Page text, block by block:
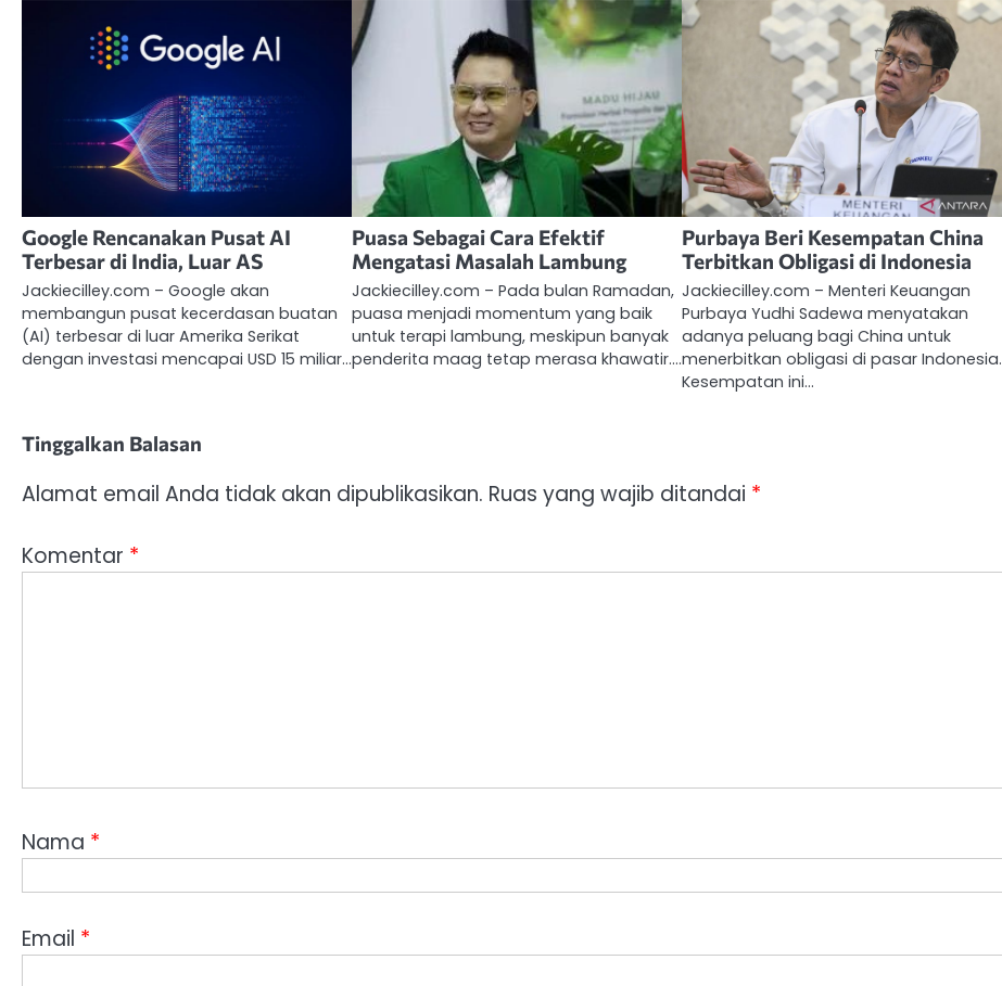
Google Rencanakan Pusat AI
Terbesar di India, Luar AS
Jackiecilley.com – Google akan
membangun pusat kecerdasan buatan
(AI) terbesar di luar Amerika Serikat
dengan investasi mencapai USD 15 miliar…
Puasa Sebagai Cara Efektif
Mengatasi Masalah Lambung
Jackiecilley.com – Pada bulan Ramadan,
puasa menjadi momentum yang baik
untuk terapi lambung, meskipun banyak
penderita maag tetap merasa khawatir.…
Purbaya Beri Kesempatan China
Terbitkan Obligasi di Indonesia
Jackiecilley.com – Menteri Keuangan
Purbaya Yudhi Sadewa menyatakan
adanya peluang bagi China untuk
menerbitkan obligasi di pasar Indonesia.
Kesempatan ini…
Tinggalkan Balasan
Alamat email Anda tidak akan dipublikasikan. Ruas yang wajib ditandai *
Komentar *
Nama *
Email *